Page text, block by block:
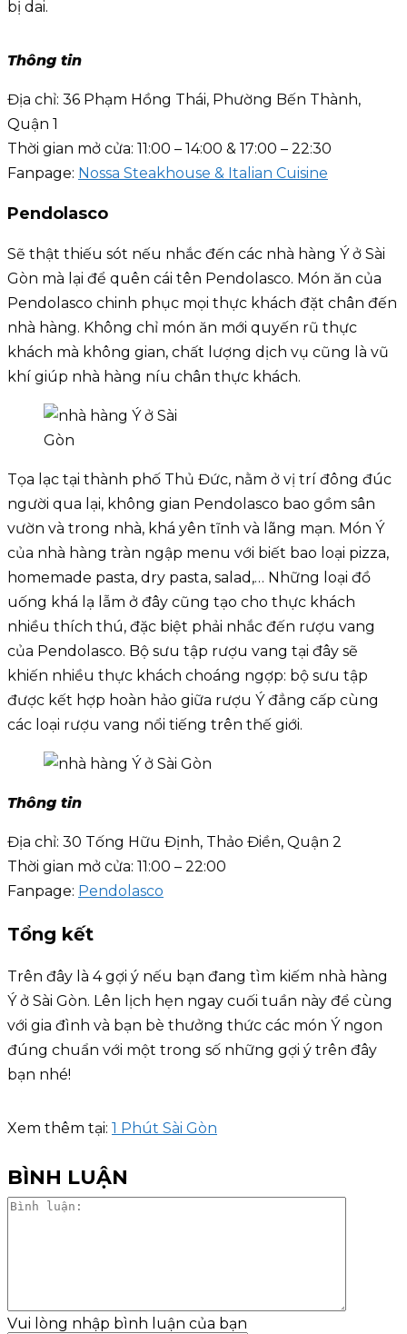
bị dai.
Thông tin
Địa chỉ: 36 Phạm Hồng Thái, Phường Bến Thành,
Quận 1
Thời gian mở cửa: 11:00 – 14:00 & 17:00 – 22:30
Fanpage: Nossa Steakhouse & Italian Cuisine
Pendolasco
Sẽ thật thiếu sót nếu nhắc đến các nhà hàng Ý ở Sài
Gòn mà lại để quên cái tên Pendolasco. Món ăn của
Pendolasco chinh phục mọi thực khách đặt chân đến
nhà hàng. Không chỉ món ăn mới quyến rũ thực
khách mà không gian, chất lượng dịch vụ cũng là vũ
khí giúp nhà hàng níu chân thực khách.
Tọa lạc tại thành phố Thủ Đức, nằm ở vị trí đông đúc
người qua lại, không gian Pendolasco bao gồm sân
vườn và trong nhà, khá yên tĩnh và lãng mạn. Món Ý
của nhà hàng tràn ngập menu với biết bao loại pizza,
homemade pasta, dry pasta, salad,… Những loại đồ
uống khá lạ lẫm ở đây cũng tạo cho thực khách
nhiều thích thú, đặc biệt phải nhắc đến rượu vang
của Pendolasco. Bộ sưu tập rượu vang tại đây sẽ
khiến nhiều thực khách choáng ngợp: bộ sưu tập
được kết hợp hoàn hảo giữa rượu Ý đẳng cấp cùng
các loại rượu vang nổi tiếng trên thế giới.
Thông tin
Địa chỉ: 30 Tống Hữu Định, Thảo Điền, Quận 2
Thời gian mở cửa: 11:00 – 22:00
Fanpage: Pendolasco
Tổng kết
Trên đây là 4 gợi ý nếu bạn đang tìm kiếm nhà hàng
Ý ở Sài Gòn. Lên lịch hẹn ngay cuối tuần này để cùng
với gia đình và bạn bè thưởng thức các món Ý ngon
đúng chuẩn với một trong số những gợi ý trên đây
bạn nhé!
Xem thêm tại: 1 Phút Sài Gòn
BÌNH LUẬN
Vui lòng nhập bình luận của bạn